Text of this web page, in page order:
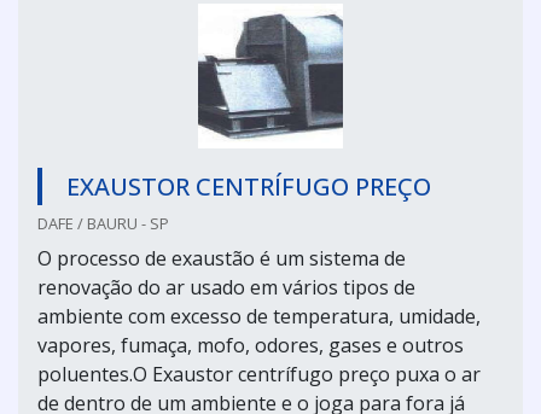
EXAUSTOR CENTRÍFUGO PREÇO
DAFE / BAURU - SP
O processo de exaustão é um sistema de
renovação do ar usado em vários tipos de
ambiente com excesso de temperatura, umidade,
vapores, fumaça, mofo, odores, gases e outros
poluentes.O Exaustor centrífugo preço puxa o ar
de dentro de um ambiente e o joga para fora já